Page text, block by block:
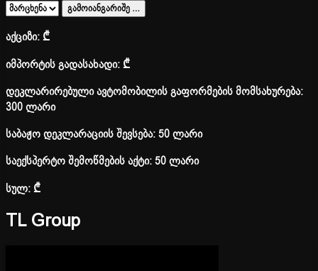
გამოიანგარიშე …
აქციზი:₾
იმპორტის გადასახადი:₾
დეკლარირებული ავტომობილის გაფორმების მომსახურება:
300 ლარი
საბაჟო დეკლარაციის შევსება: 50 ლარი
საექსპერტო შემოწმების აქტი: 50 ლარი
სულ:₾
TL Group